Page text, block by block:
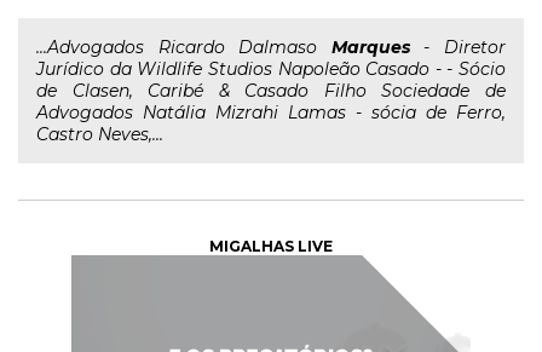
...Advogados Ricardo Dalmaso Marques- Diretor
Jurídico da Wildlife Studios Napoleão Casado - - Sócio
de Clasen, Caribé & Casado Filho Sociedade de
Advogados Natália Mizrahi Lamas - sócia de Ferro,
Castro Neves,...
MIGALHAS LIVE